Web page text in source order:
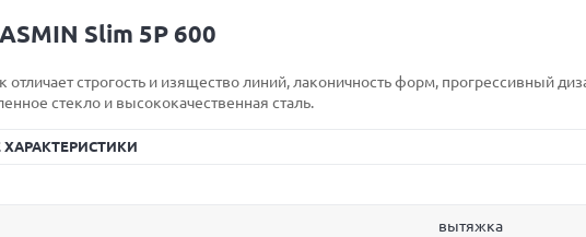
Slim 5Р 600
отличает строгость и изящество линий, лаконичность форм, прогрессивный
стекло и высококачественная сталь.
вытяжка